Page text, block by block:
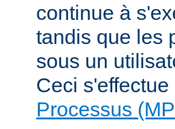
continue à
tandis que les
sous un
Ceci
Processus